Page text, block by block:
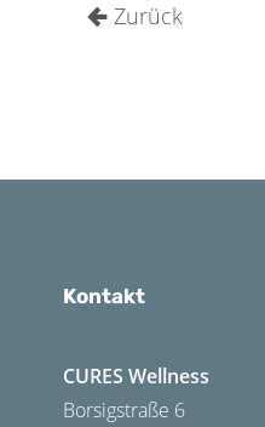
Zurück
Kontakt
CURES Wellness
Borsigstraße 6